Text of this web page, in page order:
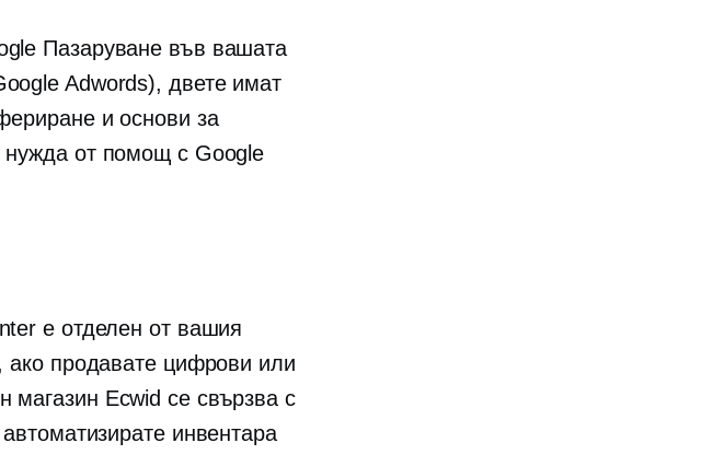
Пазаруване във вашата
Adwords), двете имат
и основи за
нужда от помощ с Google
е отделен от вашия
ако продавате цифрови или
магазин Ecwid се свързва с
инвентара